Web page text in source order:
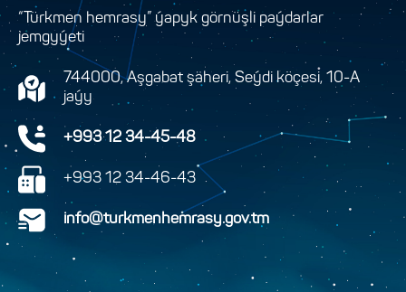
“Türkmen hemrasy” ýapyk görnüşli paýdarlar
jemgyýeti
744000, Aşgabat şäheri, Seýdi köçesi, 10-A
jaýy
+993 12 34-45-48
+993 12 34-46-43
info@turkmenhemrasy.gov.tm